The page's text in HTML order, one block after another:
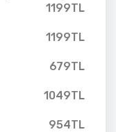
1199TL
1199TL
679TL
1049TL
954TL